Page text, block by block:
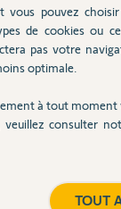
pouvez choisir
de cookies ou
pas votre
optimale.
à tout moment
veuillez consulter
TOUT